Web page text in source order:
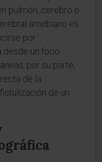
pulmón, cerebro o
amebiano es
por
desde un foco
por su parte,
de la
de un